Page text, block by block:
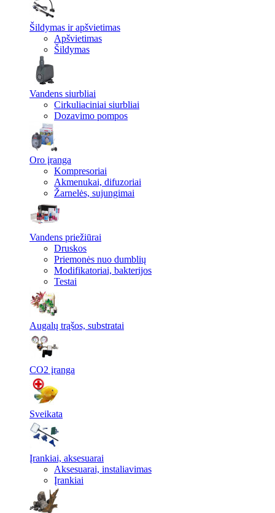
Šildymas ir apšvietimas
Apšvietimas
Šildymas
Vandens siurbliai
Cirkuliaciniai siurbliai
Dozavimo pompos
Oro įranga
Kompresoriai
Akmenukai, difuzoriai
Žarnelės, sujungimai
Vandens priežiūrai
Druskos
Priemonės nuo dumblių
Modifikatoriai, bakterijos
Testai
Augalų trąšos, substratai
CO2 įranga
Sveikata
Įrankiai, aksesuarai
Aksesuarai, instaliavimas
Įrankiai